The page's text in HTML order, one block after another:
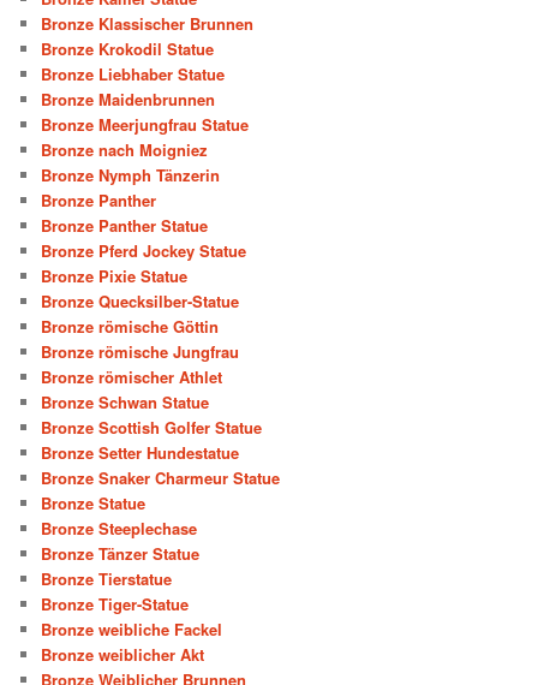
Bronze Klassischer Brunnen
Bronze Krokodil Statue
Bronze Liebhaber Statue
Bronze Maidenbrunnen
Bronze Meerjungfrau Statue
Bronze nach Moigniez
Bronze Nymph Tänzerin
Bronze Panther
Bronze Panther Statue
Bronze Pferd Jockey Statue
Bronze Pixie Statue
Bronze Quecksilber-Statue
Bronze römische Göttin
Bronze römische Jungfrau
Bronze römischer Athlet
Bronze Schwan Statue
Bronze Scottish Golfer Statue
Bronze Setter Hundestatue
Bronze Snaker Charmeur Statue
Bronze Statue
Bronze Steeplechase
Bronze Tänzer Statue
Bronze Tierstatue
Bronze Tiger-Statue
Bronze weibliche Fackel
Bronze weiblicher Akt
Bronze Weiblicher Brunnen